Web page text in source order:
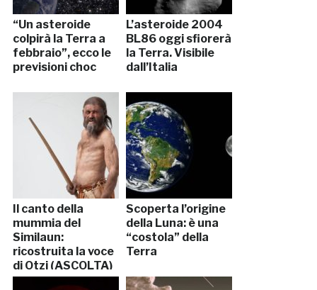
“Un asteroide
colpirà la Terra a
febbraio”, ecco le
previsioni choc
L’asteroide 2004
BL86 oggi sfiorerà
la Terra. Visibile
dall’Italia
Il canto della
mummia del
Similaun:
ricostruita la voce
di Otzi (ASCOLTA)
Scoperta l’origine
della Luna: è una
“costola” della
Terra